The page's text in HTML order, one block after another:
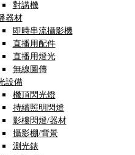
對講機
器材
即時串流攝影機
直播用配件
直播用燈光
無線圖傳
設備
機頂閃光燈
持續照明閃燈
影樓閃燈/器材
攝影棚/背景
測光錶